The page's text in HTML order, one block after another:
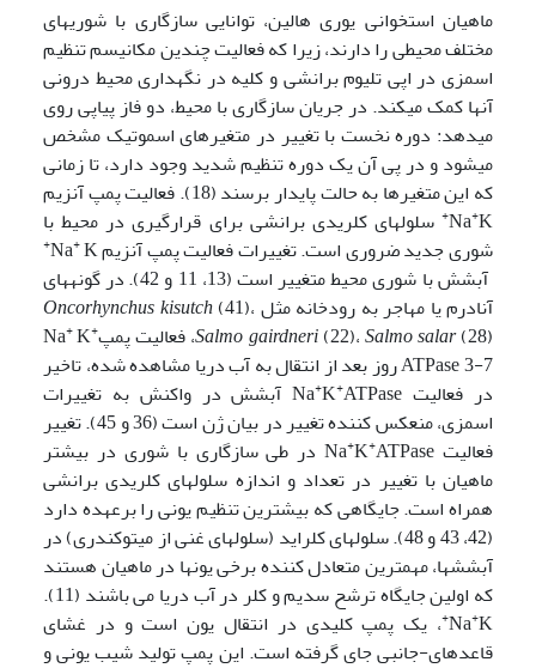
ماهیان استخوانی یوری هالین، توانایی سازگاری با شوری­های
مختلف محیطی را دارند، زیرا که فعالیت چندین مکانیسم تنظیم
اسمزی در اپی تلیوم برانشی و کلیه در نگهداری محیط درونی
آنها کمک می­کند. در جریان سازگاری با محیط، دو فاز پیاپی روی
می­دهد: دوره نخست با تغییر در متغیرهای اسموتیک مشخص
می­شود و در پی آن یک دوره تنظیم شدید وجود دارد، تا زمانی
که این متغیرها به حالت پایدار برسند (18). فعالیت پمپ آنزیم
Na+K
+ سلولهای کلریدی برانشی برای قرار­گیری در محیط با
شوری جدید ضروری است. تغییرات فعالیت پمپ آنزیم Na
+K
+
آبشش با شوری محیط متغییر است (13، 11 و 42). در گونه­های
آنادرم یا مهاجر به رودخانه مثل
Oncorhynchus kisutch(41)،
Salmo gairdneri(22)،Salmo salar(28)، فعالیت پمپNa +K+
ATPase 3-7 روز بعد از انتقال به آب دریا مشاهده شده، تاخیر
در فعالیت Na
+K+
ATPase آبشش در واکنش به تغییرات
اسمزی، منعکس کننده تغییر در بیان ژن است (36 و 45). تغییر
فعالیت Na
+K+
ATPase در طی سازگاری با شوری در بیشتر
ماهیان با تغییر در تعداد و اندازه سلولهای کلریدی برانشی
همراه است. جایگاهی که بیشترین تنظیم یونی را برعهده دارد
(42، 43 و 48). سلولهای کلراید (سلولهای غنی از میتوکندری) در
آبشش­ها، مهمترین متعادل کننده برخی یونها در ماهیان هستند
که اولین جایگاه ترشح سدیم و کلر در آب دریا می باشند (11).
Na+K
+، یک پمپ کلیدی در انتقال یون است و در غشای
قاعده­ای-جانبی جای گرفته است. این پمپ تولید شیب یونی و